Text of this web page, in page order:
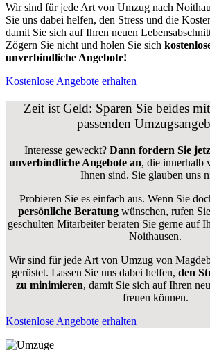
Wir sind für jede Art von Umzug nach
Sie uns dabei helfen, den Stress und die
damit Sie sich auf Ihren neuen
Zögern Sie nicht und holen Sie sich
unverbindliche Angebote!
Kostenlose Angebote erhalten
Zeit ist Geld: Sparen Sie beides
passenden
Interesse geweckt? Dann fordern Sie
unverbindliche Angebote an, die innerhalb
Ihnen sind. Sie glauben uns
Probieren Sie es einfach aus. Wenn Sie
persönliche Beratung wünschen, rufen
geschulten Mitarbeiter beraten Sie gerne auf
Noithausen.
Wir sind für jede Art von Umzug von
gerüstet. Lassen Sie uns dabei helfen, den
zu minimieren, damit Sie sich auf Ihren
freuen können.
Kostenlose Angebote erhalten